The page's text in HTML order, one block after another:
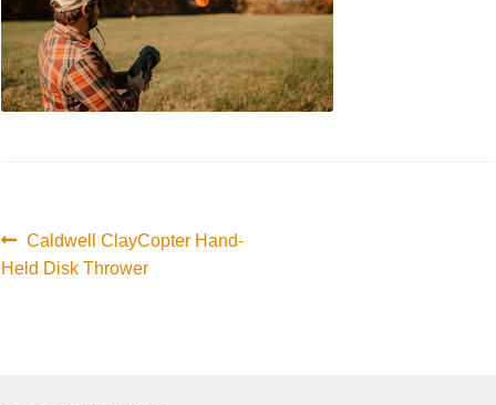
Innleggsnavigasjon
Forrige
innlegg:
Caldwell ClayCopter Hand-
Held Disk Thrower